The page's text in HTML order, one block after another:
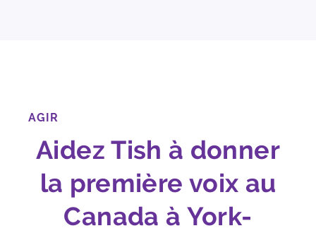
AGIR
Aidez Tish à donner
la première voix au
Canada à York-